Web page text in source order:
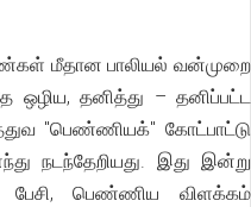
மீதான பாலியல் வன்முறை
ஒழிய, தனித்து – தனிப்பட்ட
"பெண்ணியக்" கோட்பாட்டு
நடந்தேறியது. இது இன்று
பெண்ணிய விளக்கம்